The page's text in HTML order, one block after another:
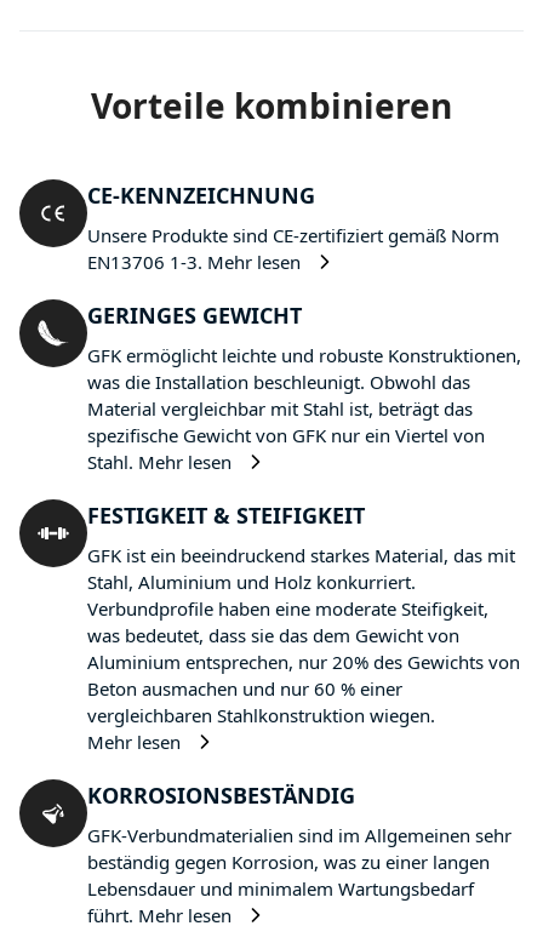
Vorteile kombinieren
CE-KENNZEICHNUNG
Unsere Produkte sind CE-zertifiziert gemäß Norm
EN13706 1-3. Mehr lesen
GERINGES GEWICHT
GFK ermöglicht leichte und robuste Konstruktionen,
was die Installation beschleunigt. Obwohl das
Material vergleichbar mit Stahl ist, beträgt das
spezifische Gewicht von GFK nur ein Viertel von
Stahl. Mehr lesen
FESTIGKEIT & STEIFIGKEIT
GFK ist ein beeindruckend starkes Material, das mit
Stahl, Aluminium und Holz konkurriert.
Verbundprofile haben eine moderate Steifigkeit,
was bedeutet, dass sie das dem Gewicht von
Aluminium entsprechen, nur 20% des Gewichts von
Beton ausmachen und nur 60 % einer
vergleichbaren Stahlkonstruktion wiegen.
Mehr lesen
KORROSIONSBESTÄNDIG
GFK-Verbundmaterialien sind im Allgemeinen sehr
beständig gegen Korrosion, was zu einer langen
Lebensdauer und minimalem Wartungsbedarf
führt. Mehr lesen